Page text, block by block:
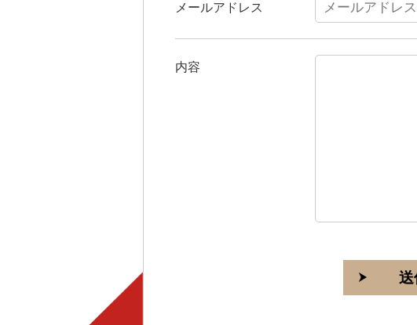
メールアドレス
内容